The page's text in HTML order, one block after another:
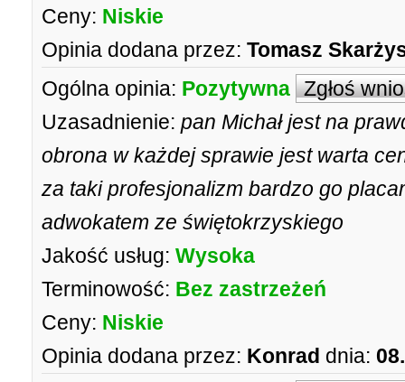
Ceny: Niskie
Opinia dodana przez: Tomasz
Ogólna opinia: Pozytywna Zgłoś
Uzasadnienie: pan Michał jest na
obrona w każdej sprawie jest warta
za taki profesjonalizm bardzo go
adwokatem ze świętokrzyskiego
Jakość usług: Wysoka
Terminowość: Bez zastrzeżeń
Ceny: Niskie
Opinia dodana przez: Konrad dnia: